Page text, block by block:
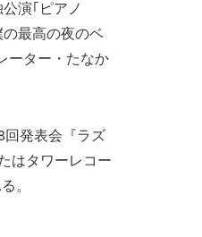
演｢ピアノ
最高の夜のベ
ーター・たなか
発表会『ラズ
はタワーレコー
。